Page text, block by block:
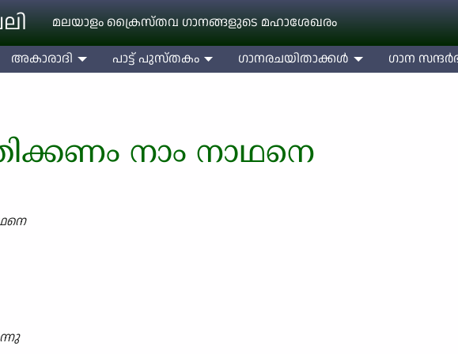
മലയാളം ക്രൈസ്തവ ഗാനങ്ങളുടെ മഹാശേഖരം
അകാരാദി പാട്ട് പുസ്തകം ഗാനരചയിതാക്കള്‍ ഗാന
നാം നാഥനെ